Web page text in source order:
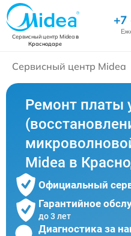
Сервисный центр Mideaв
Краснодаре
+7
Сервисный центр Midea
Ремонт платы
Midea в
Официальный
Гарантийное
до 3 лет
Диагностика за